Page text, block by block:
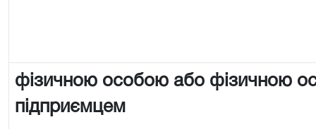
фізичною особою або фізичною
підприємцем